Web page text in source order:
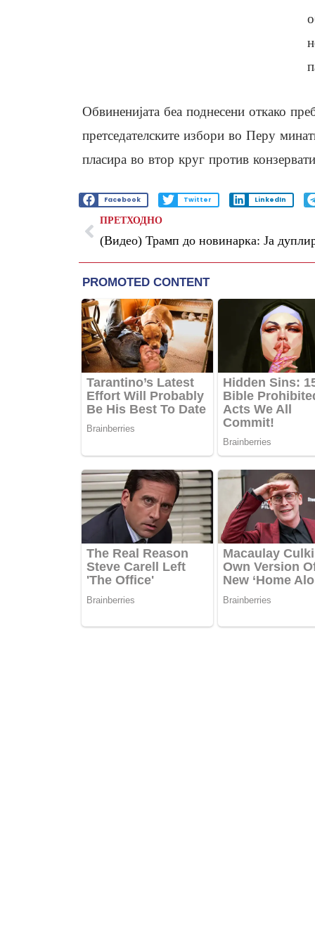
Обвиненијата беа поднесени откако
претседателските избори во Перу
пласира во втор круг против
Facebook Twitter LinkedIn
ПРЕТХОДНО